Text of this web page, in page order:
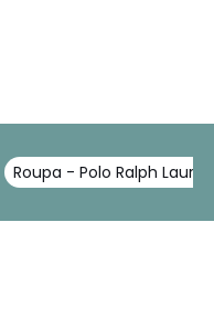
Roupa - Polo Ralph Lauren